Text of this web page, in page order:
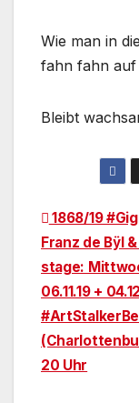
Wie man in
fahn fahn auf
Bleibt
1868/19
Franz de Bÿl
stage:
06.11.19 +
20 Uhr